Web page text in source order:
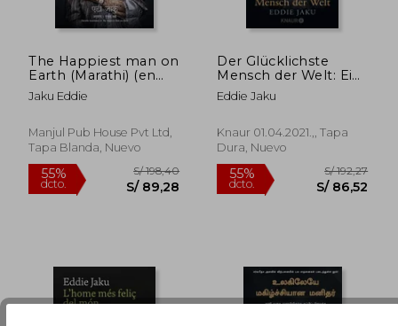
55% S/ 165,44 50%
The Happiest man on
Earth (Marathi) (en
Maratí)
Jaku Eddie
Manjul Pub House Pvt Ltd,
Tapa Blanda, Nuevo
Der Glücklichste
Mensch der Welt: Ein
Hundertjähriger
Holocaust-
Erzählt, Warum Liebe
und Hoffnung Stärker
new York Times
Bestseller Jetzt im
(en Alemán)
Eddie Jaku
Knaur 01.04.2021.,, Tapa
Dura, Nuevo